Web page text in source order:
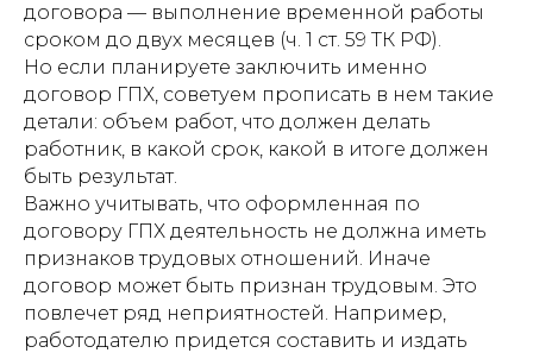
договора — выполнение временной работы
сроком до двух месяцев (ч. 1 ст. 59 ТК РФ).
Но если планируете заключить именно
договор ГПХ, советуем прописать в нем такие
детали: объем работ, что должен делать
работник, в какой срок, какой в итоге должен
быть результат.
Важно учитывать, что оформленная по
договору ГПХ деятельность не должна иметь
признаков трудовых отношений. Иначе
договор может быть признан трудовым. Это
повлечет ряд неприятностей. Например,
работодателю придется составить и издать